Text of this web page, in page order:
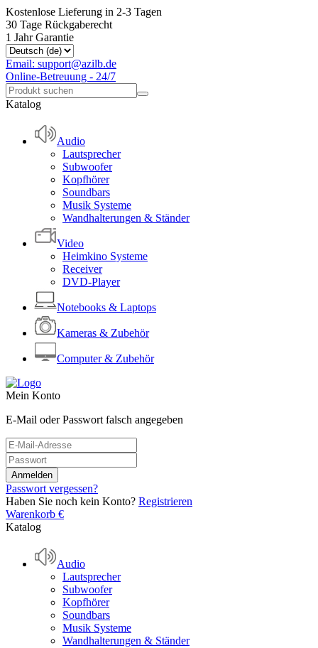
Kostenlose Lieferung in 2-3 Tagen
30 Tage Rückgaberecht
1 Jahr Garantie
Email: support@azilb.de
Online-Betreuung - 24/7
Katalog
Audio
Lautsprecher
Subwoofer
Kopfhörer
Soundbars
Musik Systeme
Wandhalterungen & Ständer
Video
Heimkino Systeme
Receiver
DVD-Player
Notebooks & Laptops
Kameras & Zubehör
Computer & Zubehör
Mein Konto
E-Mail oder Passwort falsch angegeben
Passwort vergessen?
Haben Sie noch kein Konto? Registrieren
Warenkorb €
Katalog
Audio
Lautsprecher
Subwoofer
Kopfhörer
Soundbars
Musik Systeme
Wandhalterungen & Ständer